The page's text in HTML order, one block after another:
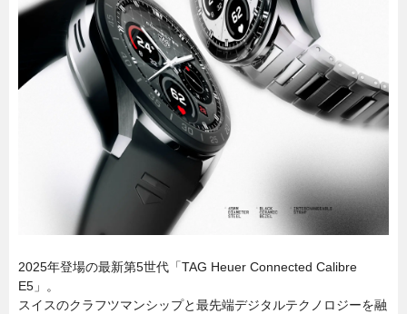
2025年登場の最新第5世代「TAG Heuer Connected Calibre
E5」。
スイスのクラフツマンシップと最先端デジタルテクノロジーを融